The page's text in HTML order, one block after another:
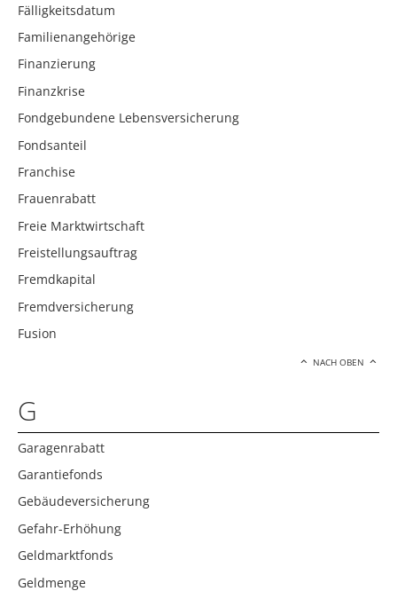
Fälligkeitsdatum
Familienangehörige
Finanzierung
Finanzkrise
Fondgebundene Lebensversicherung
Fondsanteil
Franchise
Frauenrabatt
Freie Marktwirtschaft
Freistellungsauftrag
Fremdkapital
Fremdversicherung
Fusion
NACH OBEN
G
Garagenrabatt
Garantiefonds
Gebäudeversicherung
Gefahr-Erhöhung
Geldmarktfonds
Geldmenge